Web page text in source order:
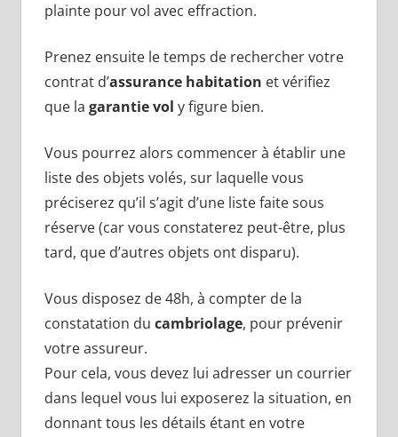
plainte pour vol avec effraction.
Prenez ensuite le temps de rechercher votre
contrat d’assurance habitation et vérifiez
que la garantie vol y figure bien.
Vous pourrez alors commencer à établir une
liste des objets volés, sur laquelle vous
préciserez qu’il s’agit d’une liste faite sous
réserve (car vous constaterez peut-être, plus
tard, que d’autres objets ont disparu).
Vous disposez de 48h, à compter de la
constatation du cambriolage, pour prévenir
votre assureur.
Pour cela, vous devez lui adresser un courrier
dans lequel vous lui exposerez la situation, en
donnant tous les détails étant en votre